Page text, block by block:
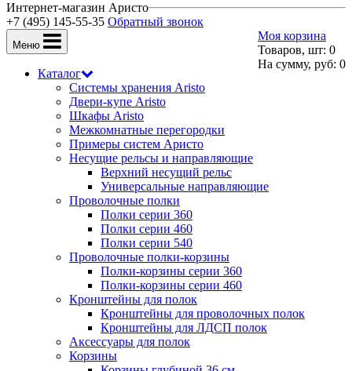
Интернет-магазин Аристо
+7 (495) 145-55-35 Обратный звонок
Моя корзина
Товаров, шт: 0
На сумму, руб: 0
Меню
Каталог
Системы хранения Aristo
Двери-купе Aristo
Шкафы Aristo
Межкомнатные перегородки
Примеры систем Аристо
Несущие рельсы и направляющие
Верхний несущий рельс
Универсальные направляющие
Проволочные полки
Полки серии 360
Полки серии 460
Полки серии 540
Проволочные полки-корзины
Полки-корзины серии 360
Полки-корзины серии 460
Кронштейны для полок
Кронштейны для проволочных полок
Кронштейны для ЛДСП полок
Аксессуары для полок
Корзины